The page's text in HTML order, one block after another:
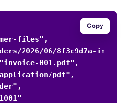
files",
2026/06/8f3c9d7a-
001.pdf",
pdf",
Copy